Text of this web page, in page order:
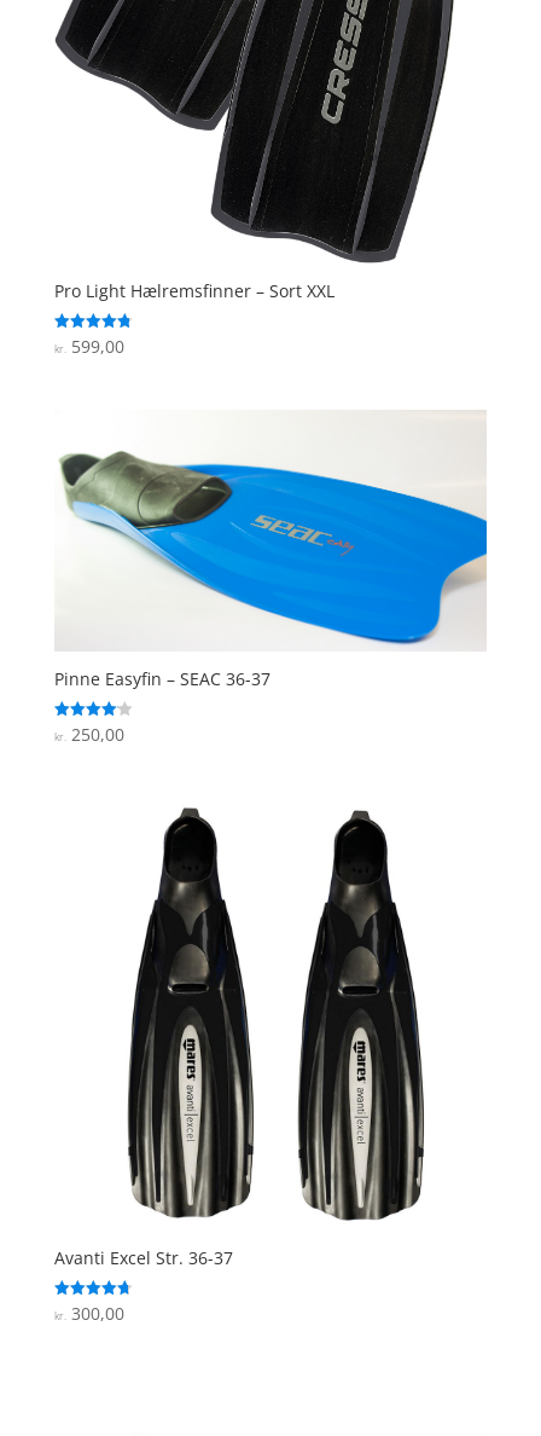
Pro Light Hælremsfinner – Sort XXL
Vurderet
4.8
kr.599,00
Pinne Easyfin – SEAC 36-37
Vurderet
4.1
kr. 250,00
Avanti Excel Str. 36-37
Vurderet
4.7
kr. 300,00